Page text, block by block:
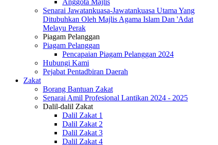
Senarai Jawatankuasa-Jawatankuasa Utama Yang
Ditubuhkan Oleh Majlis Agama Islam Dan 'Adat
Melayu Perak
Piagam Pelanggan
Piagam Pelanggan
Pencapaian Piagam Pelanggan 2024
Hubungi Kami
Pejabat Pentadbiran Daerah
Zakat
Borang Bantuan Zakat
Senarai Amil Profesional Lantikan 2024 - 2025
Dalil-dalil Zakat
Dalil Zakat 1
Dalil Zakat 2
Dalil Zakat 3
Dalil Zakat 4